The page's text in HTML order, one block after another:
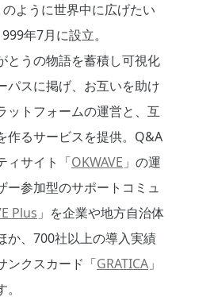
のように世界中に広げたい
年7月に設立。
とうの物語を蓄積し可視化
パスに掲げ、お互いを助け
ットフォームの運営と、互
作るサービスを提供。Q&A
ィサイト「OKWAVE 」の運
ー参加型のサポートコミュ
Plus 」を企業や地方自治体
か、700社以上の導入実績
ンクスカード「GRATICA 」